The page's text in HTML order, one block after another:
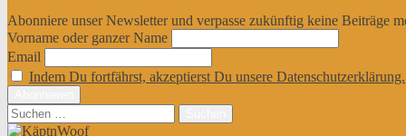
Abonniere unser Newsletter und verpasse zukünftig keine Beiträge
Vorname oder ganzer Name
Email
Indem Du fortfährst, akzeptierst Du unsere Datenschutzerklärung.
Suchen
nach: